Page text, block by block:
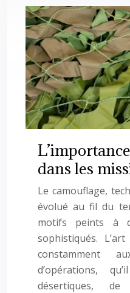
dans les
Le camouflage,
évolué au fil du
motifs peints à
sophistiqués.
constamment
d’opérations,
désertiques,